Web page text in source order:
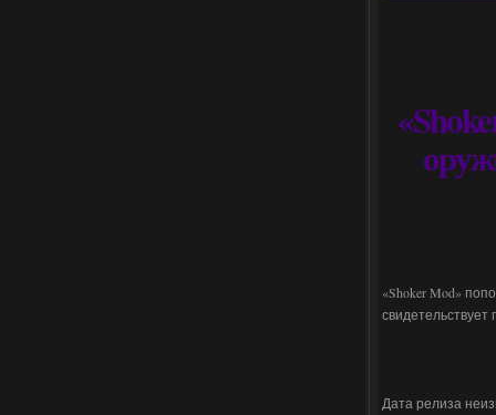
«Shoker Mod»
Дата релиза